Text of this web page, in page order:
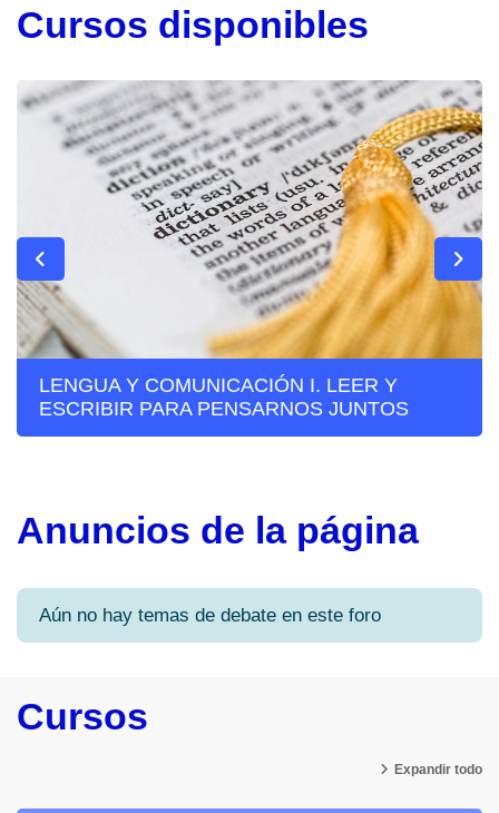
Cursos disponibles
LENGUA Y COMUNICACIÓN I. LEER Y
ESCRIBIR PARA PENSARNOS JUNTOS
Anuncios de la página
Aún no hay temas de debate en este foro
Cursos
Expandir todo